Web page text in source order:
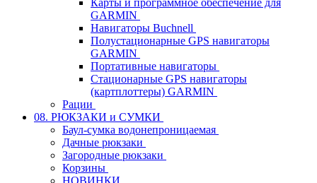
Карты и программное обеспечение для
GARMIN
Навигаторы Buchnell
Полустационарные GPS навигаторы
GARMIN
Портативные навигаторы
Стационарные GPS навигаторы
(картплоттеры) GARMIN
Рации
08. РЮКЗАКИ и СУМКИ
Баул-сумка водонепроницаемая
Дачные рюкзаки
Загородные рюкзаки
Корзины
НОВИНКИ